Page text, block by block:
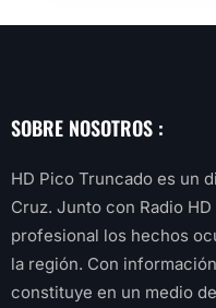
SOBRE NOSOTROS :
HD Pico Truncado es un
Cruz. Junto con Radio
profesional los hechos
la región. Con
constituye en un medio